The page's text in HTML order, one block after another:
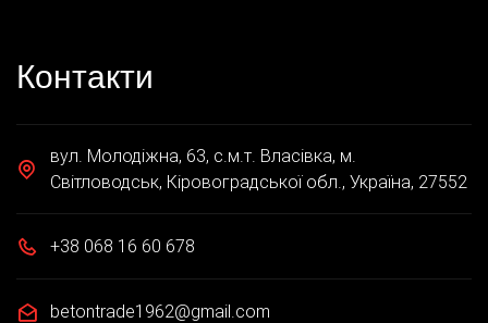
Контакти
вул. Молодіжна, 63, с.м.т. Власівка, м.
Світловодськ, Кіровоградської обл., Україна, 27552
+38 068 16 60 678
betontrade1962@gmail.com